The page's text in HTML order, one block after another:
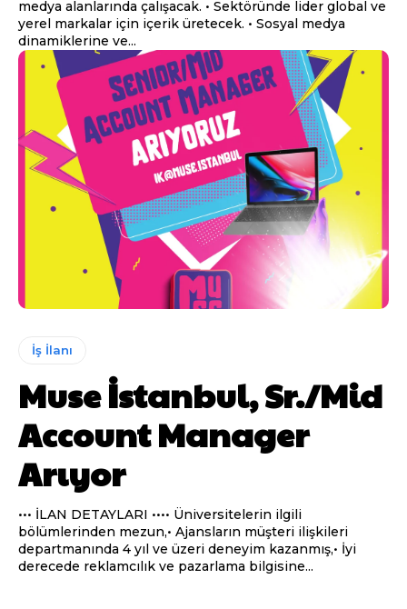
medya alanlarında çalışacak. • Sektöründe lider global ve
yerel markalar için içerik üretecek. • Sosyal medya
dinamiklerine ve...
İş İlanı
Muse İstanbul, Sr./Mid
Account Manager
Arıyor
••• İLAN DETAYLARI •••• Üniversitelerin ilgili
bölümlerinden mezun,• Ajansların müşteri ilişkileri
departmanında 4 yıl ve üzeri deneyim kazanmış,• İyi
derecede reklamcılık ve pazarlama bilgisine...